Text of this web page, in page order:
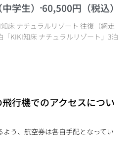
学生） 60,500円（税込）
床 ナチュラルリゾート 往復（網走
「KIKI知床 ナチュラルリゾート」3泊
行機でのアクセスについ
よう、航空券は各自手配となってい